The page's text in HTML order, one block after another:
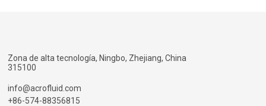
Zona de alta tecnología, Ningbo, Zhejiang, China
315100
info@acrofluid.com
+86-574-88356815